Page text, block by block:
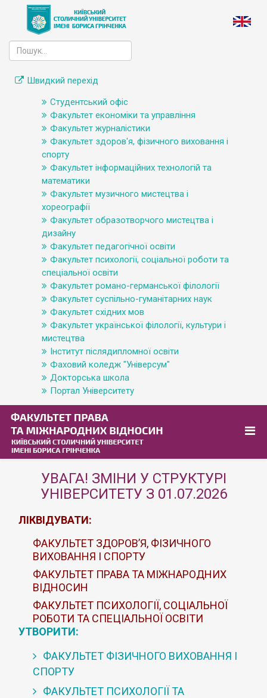
Швидкий перехід
Студентський офіс
Факультет економіки та управління
Факультет журналістики
Факультет здоров'я, фізичного виховання і
спорту
Факультет інформаційних технологій та
математики
Факультет музичного мистецтва і
хореографії
Факультет образотворчого мистецтва і
дизайну
Факультет педагогічної освіти
Факультет психології, соціальної роботи та
спеціальної освіти
Факультет романо-германської філології
Факультет суспільно-гуманітарних наук
Факультет східних мов
Факультет української філології, культури і
мистецтва
Інститут післядипломної освіти
Фаховий коледж "Універсум"
Докторська школа
Портал Університету
УВАГА! ЗМІНИ У СТРУКТУРІ
УНІВЕРСИТЕТУ З 01.07.2026
ЛІКВІДУВАТИ:
ФАКУЛЬТЕТ ЗДОРОВ’Я, ФІЗИЧНОГО
ВИХОВАННЯ І СПОРТУ
ФАКУЛЬТЕТ ПРАВА ТА МІЖНАРОДНИХ
ВІДНОСИН
ФАКУЛЬТЕТ ПСИХОЛОГІЇ, СОЦІАЛЬНОЇ
РОБОТИ ТА СПЕЦІАЛЬНОЇ ОСВІТИ
УТВОРИТИ:
ФАКУЛЬТЕТ ФІЗИЧНОГО ВИХОВАННЯ І
СПОРТУ
ФАКУЛЬТЕТ ПСИХОЛОГІЇ ТА